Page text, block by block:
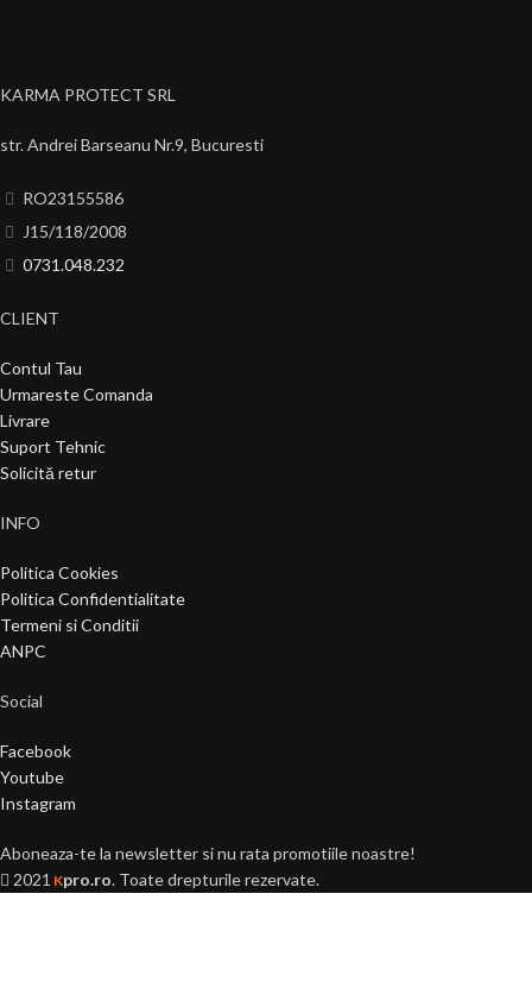
KARMA PROTECT SRL
str. Andrei Barseanu Nr.9, Bucuresti
RO23155586
J15/118/2008
0731.048.232
CLIENT
Contul Tau
Urmareste Comanda
Livrare
Suport Tehnic
Solicită retur
INFO
Politica Cookies
Politica Confidentialitate
Termeni si Conditii
ANPC
Social
Facebook
Youtube
Instagram
Aboneaza-te la newsletter si nu rata promotiile noastre!
2021 Kpro.ro. Toate drepturile rezervate.